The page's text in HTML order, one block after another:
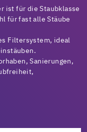
ist für die Staubklasse
für fast alle Stäube
Filtersystem, ideal
Sanierungen,